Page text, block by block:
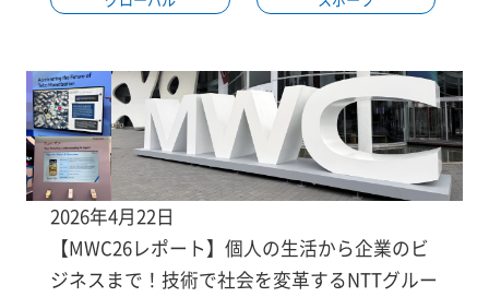
2026年4月22日
【MWC26レポート】個人の生活から企業のビ
ジネスまで！技術で社会を変革するNTTグルー